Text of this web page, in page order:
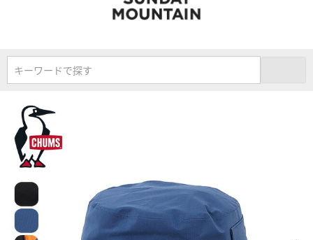
キーワードで探す